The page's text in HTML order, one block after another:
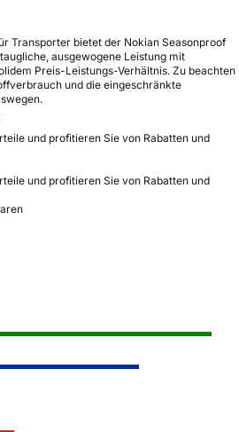
Transporter bietet der Nokian Seasonproof
ausgewogene Leistung mit
Preis-Leistungs-Verhältnis. Zu beachten
und die eingeschränkte
und profitieren Sie von Rabatten und
und profitieren Sie von Rabatten und